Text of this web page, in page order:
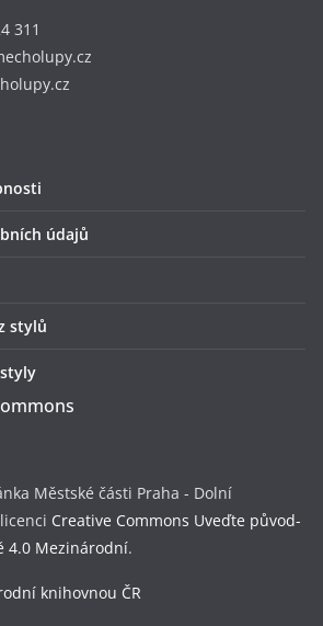
311
údajů
stylů
Městské části Praha - Dolní
Creative Commons Uveďte původ-
4.0 Mezinárodní.
knihovnou ČR